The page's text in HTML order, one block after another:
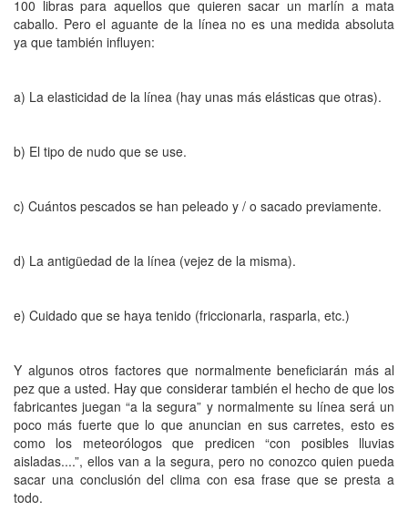
100 libras para aquellos que quieren sacar un marlín a mata
caballo. Pero el aguante de la línea no es una medida absoluta
ya que también influyen:
a) La elasticidad de la línea (hay unas más elásticas que otras).
b) El tipo de nudo que se use.
c) Cuántos pescados se han peleado y / o sacado previamente.
d) La antigüedad de la línea (vejez de la misma).
e) Cuidado que se haya tenido (friccionarla, rasparla, etc.)
Y algunos otros factores que normalmente beneficiarán más al
pez que a usted. Hay que considerar también el hecho de que los
fabricantes juegan “a la segura” y normalmente su línea será un
poco más fuerte que lo que anuncian en sus carretes, esto es
como los meteorólogos que predicen “con posibles lluvias
aisladas....”, ellos van a la segura, pero no conozco quien pueda
sacar una conclusión del clima con esa frase que se presta a
todo.